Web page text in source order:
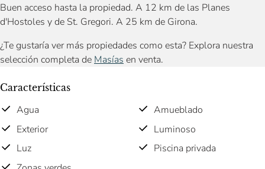
Buen acceso hasta la propiedad. A 12 km de las Planes
d'Hostoles y de St. Gregori. A 25 km de Girona.
¿Te gustaría ver más propiedades como esta? Explora nuestra
selección completa de Masías en venta.
Características
Agua
Amueblado
Exterior
Luminoso
Luz
Piscina privada